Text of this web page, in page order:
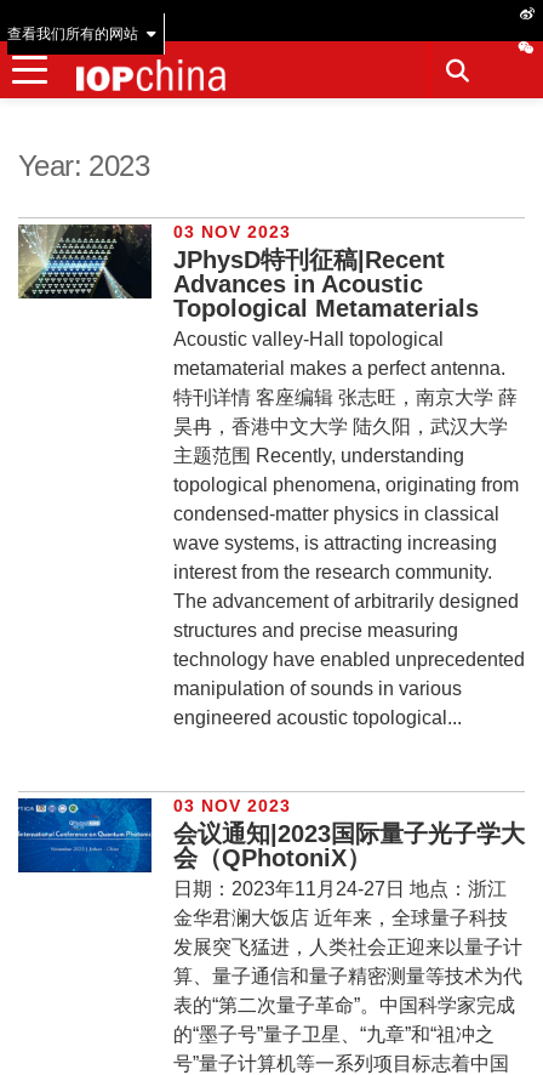
查看我们所有的网站
Year: 2023
03 NOV 2023
JPhysD特刊征稿|Recent
Advances in Acoustic
Topological Metamaterials
Acoustic valley-Hall topological
metamaterial makes a perfect antenna.
特刊详情 客座编辑 张志旺，南京大学 薛
昊冉，香港中文大学 陆久阳，武汉大学
主题范围 Recently, understanding
topological phenomena, originating from
condensed-matter physics in classical
wave systems, is attracting increasing
interest from the research community.
The advancement of arbitrarily designed
structures and precise measuring
technology have enabled unprecedented
manipulation of sounds in various
engineered acoustic topological...
03 NOV 2023
会议通知|2023国际量子光子学大
会（QPhotoniX）
日期：2023年11月24-27日 地点：浙江
金华君澜大饭店 近年来，全球量子科技
发展突飞猛进，人类社会正迎来以量子计
算、量子通信和量子精密测量等技术为代
表的“第二次量子革命”。中国科学家完成
的“墨子号”量子卫星、“九章”和“祖冲之
号”量子计算机等一系列项目标志着中国